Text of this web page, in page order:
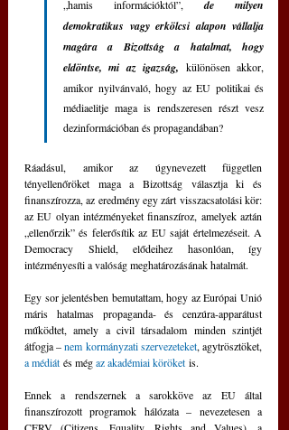
„hamis információktól”, de milyen
demokratikus vagy erkölcsi alapon vállalja
magára a Bizottság a hatalmat, hogy
eldöntse, mi az igazság, különösen akkor,
amikor nyilvánvaló, hogy az EU politikai és
médiaelitje maga is rendszeresen részt vesz
dezinformációban és propagandában?
Ráadásul, amikor az úgynevezett független
tényellenőröket maga a Bizottság választja ki és
finanszírozza, az eredmény egy zárt visszacsatolási kör:
az EU olyan intézményeket finanszíroz, amelyek aztán
„ellenőrzik” és felerősítik az EU saját értelmezéseit. A
Democracy Shield, elődeihez hasonlóan, így
intézményesíti a valóság meghatározásának hatalmát.
Egy sor jelentésben bemutattam, hogy az Európai Unió
máris hatalmas propaganda- és cenzúra-apparátust
működtet, amely a civil társadalom minden szintjét
átfogja – nem kormányzati szervezeteket
a médiát és még az akadémiai köröket is.
Ennek a rendszernek a sarokköve az EU által
finanszírozott programok hálózata – nevezetesen a